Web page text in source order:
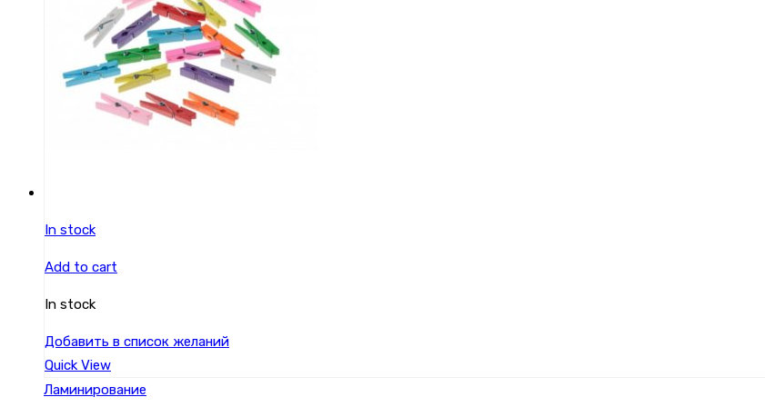
In stock
Add to cart
In stock
Добавить в список желаний
Quick View
Ламинирование